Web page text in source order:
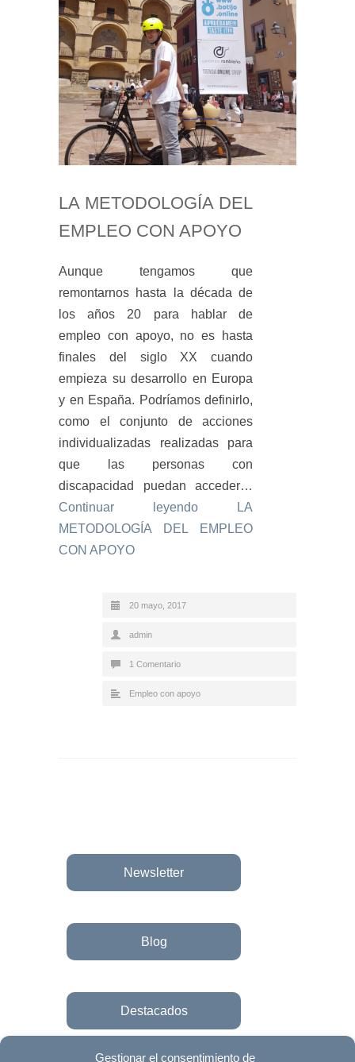
Gestionar el consentimiento de
LA METODOLOGÍA DEL
EMPLEO CON APOYO
Aunque tengamos que
remontarnos hasta la década de
los años 20 para hablar de
empleo con apoyo, no es hasta
finales del siglo XX cuando
empieza su desarrollo en Europa
y en España. Podríamos definirlo,
como el conjunto de acciones
individualizadas realizadas para
que las personas con
discapacidad puedan acceder…
Continuar leyendo LA
METODOLOGÍA DEL EMPLEO
CON APOYO
20 mayo, 2017
admin
1 Comentario
Empleo con apoyo
Newsletter
Blog
Destacados